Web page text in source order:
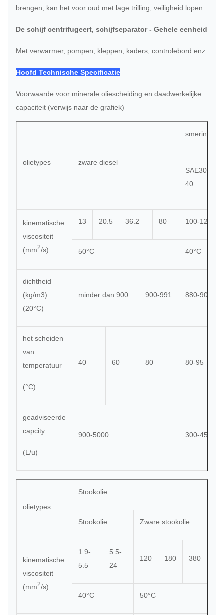
brengen, kan het voor oud met lage trilling, veiligheid lopen.
De schijf centrifugeert, schijfseparator - Gehele eenheid
Met verwarmer, pompen, kleppen, kaders, controlebord enz.
Hoofd Technische Specificatie
Voorwaarde voor minerale oliescheiding en daadwerkelijke
capaciteit (verwijs naar de grafiek)
olietypes zware diesel
SAE30,
40
kinematische
viscositeit
(mm2/s)
13 20.5 36.2 80 100-120
50°C 40°C
dichtheid
(kg/m3)
(20°C)
minder dan 900 900-991 880-900
het scheiden
van
temperatuur
(°C)
40 60 80 80-95
geadviseerde
capcity
(L/u)
900-5000 300-4500
olietypes
Stookolie
Stookolie Zware stookolie
kinematische
viscositeit
(mm2/s)
1.9-
5.5
5.5-
24
120 180 380
40°C 50°C